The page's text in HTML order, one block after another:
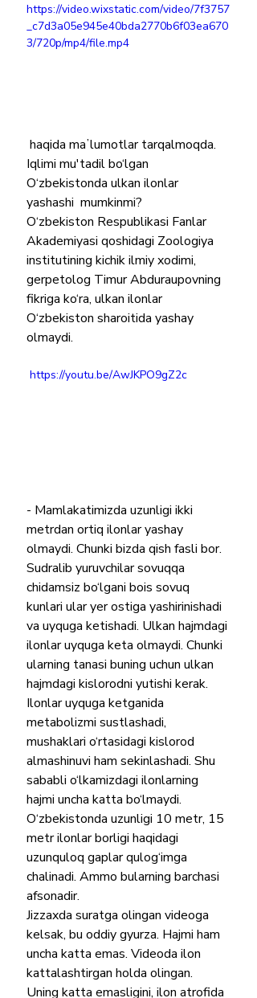
https://video.wixstatic.com/video/7f3757
_c7d3a05e945e40bda2770b6f03ea670
3/720p/mp4/file.mp4
haqida maʼlumotlar tarqalmoqda.
Iqlimi mu'tadil bo‘lgan
O‘zbekistonda ulkan ilonlar
yashashi  mumkinmi?
O‘zbekiston Respublikasi Fanlar
Akademiyasi qoshidagi Zoologiya
institutining kichik ilmiy xodimi,
gerpetolog Timur Abduraupovning
fikriga ko‘ra, ulkan ilonlar
O‘zbekiston sharoitida yashay
olmaydi.
https://youtu.be/AwJKPO9gZ2c
- Mamlakatimizda uzunligi ikki
metrdan ortiq ilonlar yashay
olmaydi. Chunki bizda qish fasli bor.
Sudralib yuruvchilar sovuqqa
chidamsiz bo‘lgani bois sovuq
kunlari ular yer ostiga yashirinishadi
va uyquga ketishadi. Ulkan hajmdagi
ilonlar uyquga keta olmaydi. Chunki
ularning tanasi buning uchun ulkan
hajmdagi kislorodni yutishi kerak.
Ilonlar uyquga ketganida
metabolizmi sustlashadi,
mushaklari o‘rtasidagi kislorod
almashinuvi ham sekinlashadi. Shu
sababli o‘lkamizdagi ilonlarning
hajmi uncha katta bo‘lmaydi.
O‘zbekistonda uzunligi 10 metr, 15
metr ilonlar borligi haqidagi
uzunquloq gaplar qulog‘imga
chalinadi. Ammo bularning barchasi
afsonadir.
Jizzaxda suratga olingan videoga
kelsak, bu oddiy gyurza. Hajmi ham
uncha katta emas. Videoda ilon
kattalashtirgan holda olingan.
Uning katta emasligini, ilon atrofida